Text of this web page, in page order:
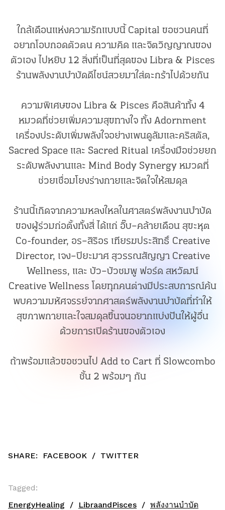
ใกล้เดือนแห่งความรักแบบนี้ Capital ขอชวนคนที่
อยากโอบกอดตัวตน ความคิด และจิตวิญญาณของ
ตัวเอง ไปหยิบ 12 สิ่งที่เป็นที่สุดของ Libra & Pisces
ร้านพลังงานบำบัดดีไซน์สวยมาใส่ตะกร้าไปด้วยกัน
ความพิเศษของ Libra & Pisces คือสินค้าทั้ง 4
หมวดที่ช่วยเพิ่มความสุขทางใจ ทั้ง Adornment
เครื่องประดับเพิ่มพลังใจอย่างเพนดูลัมและคริสตัล,
Sacred Space และ Sacred Ritual เครื่องมือช่วยยก
ระดับพลังงานและ Mind Body Synergy หมวดที่
ช่วยเชื่อมโยงร่างกายและจิตใจให้สมดุล
ร้านนี้เกิดจากความหลงใหลในศาสตร์พลังงานบำบัด
ของผู้ร่วมก่อตั้งทั้งสี่ ได้แก่ อิ๊บ–คล้ายเดือน สุขะหุต
Co-founder, อร–สิริอร เฑียรฆประสิทธิ์ Creative
Director, เจง–ปิยะมาศ สุวรรณสัญญา Creative
Wellness, และ บัว–บัวชมพู ฟอร์ด สหวัฒน์
Creative Wellness โดยทุกคนต่างมีประสบการณ์ค้น
พบความมหัศจรรย์จากศาสตร์พลังงานบำบัดที่ทำให้
สุขภาพกายและใจสมดุลขึ้นจนอยากแบ่งปันให้ผู้อื่น
ด้วยการเปิดร้านของตัวเอง
ถ้าพร้อมแล้วขอชวนไป Add to Cart ที่ Slowcombo
ชั้น 2 พร้อมๆ กัน
SHARE: FACEBOOK / TWITTER
Tagged:
EnergyHealing
LibraandPisces พลังงานบำบัด